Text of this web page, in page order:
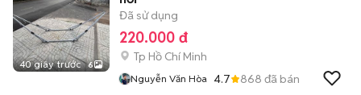
40 giây trước 6
Đã sử dụng
220.000 đ
Tp Hồ Chí Minh
Nguyễn Văn Hòa 4.7 868 đã bán